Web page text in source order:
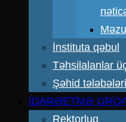
İnstituta qəbul
Təhsilalanlar
Şəhid
İDARƏETMƏ
Rektorluq